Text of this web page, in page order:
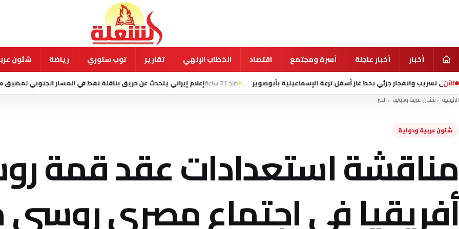
أخبار أخبار عاجلة أسرة ومجتمع اقتصاد الخطاب الإلهي تقارير توب ستوري رياضة شئون
الآنجزئي بخط غاز أسفل ترعة الإسماعيلية بأبوصوير منذ 21 ساعة إعلام إيراني يتحدث عن حريق بناقلة نفط في المسار الجنوبي لمضيق هرمز 8 أغسطس 2026 - 8:45 ص
الرئيسية←شئون عربية ودولية←الخبر
شئون عربية ودولية
مناقشة استعدادات عقد قمة
أفريقيا في اجتماع مصري